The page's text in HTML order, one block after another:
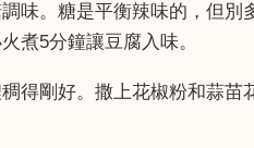
味。糖是平衡辣味的，但別
煮5分鐘讓豆腐入味。
得剛好。撒上花椒粉和蒜苗